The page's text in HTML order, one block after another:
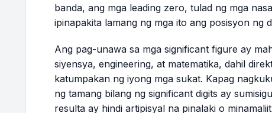
banda, ang mga leading zero, tulad ng mga
ipinapakita lamang ng mga ito ang posisyon ng
Ang pag-unawa sa mga significant figure ay
siyensya, engineering, at matematika, dahil
katumpakan ng iyong mga sukat. Kapag
ng tamang bilang ng significant digits ay
resulta ay hindi artipisyal na pinalaki o